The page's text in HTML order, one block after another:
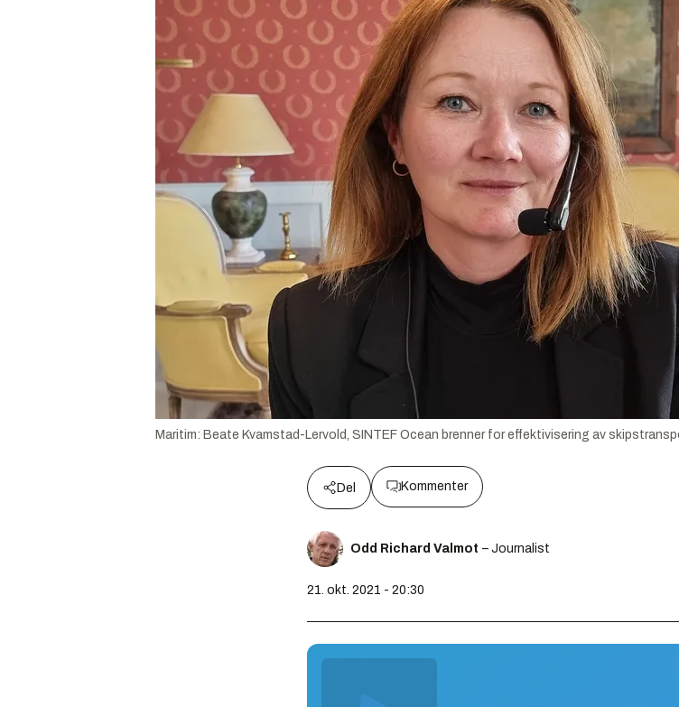
Maritim: Beate Kvamstad-Lervold, SINTEF Ocean brenner for effektivisering av
Del Kommenter
Odd Richard Valmot – Journalist
21. okt. 2021 - 20:30